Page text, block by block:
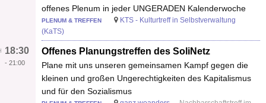
offenes Plenum in jeder UNGERADEN Kalenderwoche
PLENUM & TREFFEN
KTS - Kulturtreff in Selbstverwaltung
(KaTS)
Offenes Planungstreffen des SoliNetz
Plane mit uns unseren gemeinsamen Kampf gegen die
kleinen und großen Ungerechtigkeiten des Kapitalismus
und für den Sozialismus
18:30
- 21:00